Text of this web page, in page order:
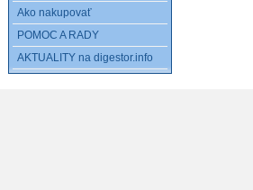
Ako nakupovať
POMOC A RADY
AKTUALITY na digestor.info